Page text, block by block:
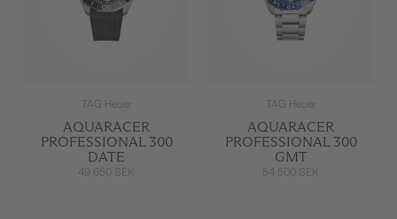
TAG Heuer
AQUARACER
PROFESSIONAL 300
DATE
49 650 SEK
TAG Heuer
AQUARACER
PROFESSIONAL 300
GMT
54 500 SEK